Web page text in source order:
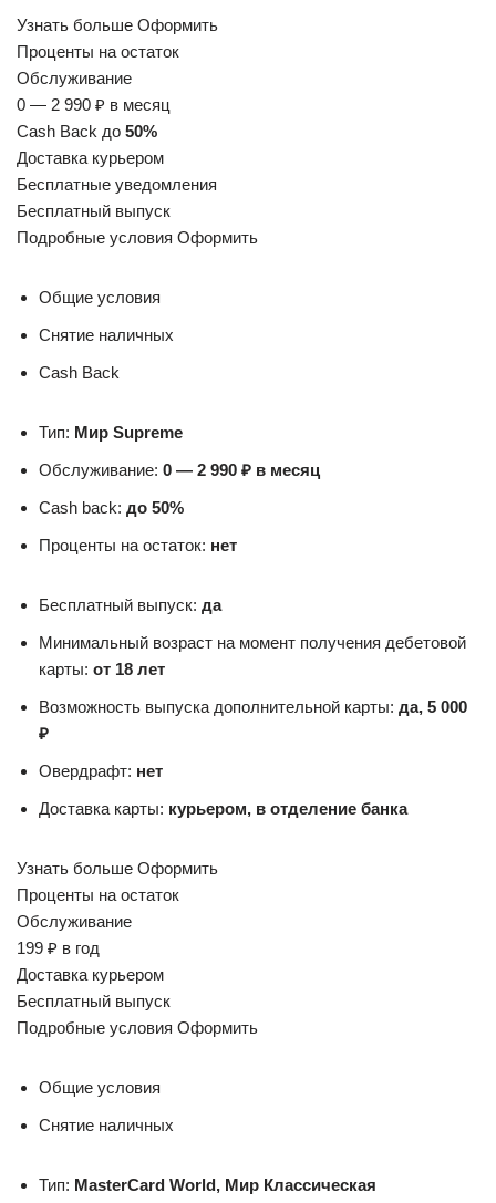
Узнать больше Оформить
Проценты на остаток
Обслуживание
0 — 2 990 ₽ в месяц
Cash Back до 50%
Доставка курьером
Бесплатные уведомления
Бесплатный выпуск
Подробные условия Оформить
Общие условия
Снятие наличных
Cash Back
Тип: Мир Supreme
Обслуживание: 0 — 2 990 ₽ в месяц
Cash back: до 50%
Проценты на остаток: нет
Бесплатный выпуск: да
Минимальный возраст на момент получения дебетовой
карты: от 18 лет
Возможность выпуска дополнительной карты: да, 5 000
₽
Овердрафт: нет
Доставка карты: курьером, в отделение банка
Узнать больше Оформить
Проценты на остаток
Обслуживание
199 ₽ в год
Доставка курьером
Бесплатный выпуск
Подробные условия Оформить
Общие условия
Снятие наличных
Тип: MasterСard World, Мир Классическая